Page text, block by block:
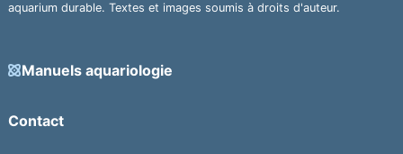
aquarium durable. Textes et images soumis à droits d'auteur.
Manuels aquariologie
Contact